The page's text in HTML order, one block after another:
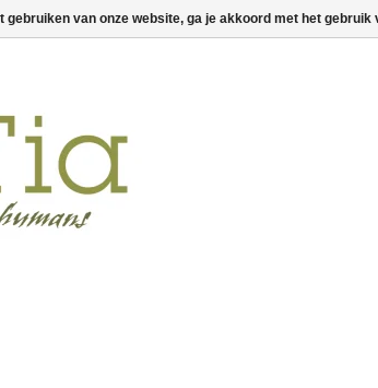
gebruiken van onze website, ga je akkoord met het